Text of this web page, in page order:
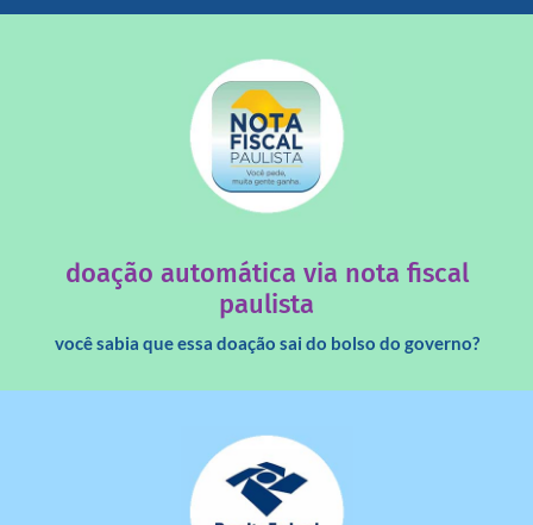
doação automática via nota fiscal
paulista
você sabia que essa doação sai do bolso do governo?
saiba mais